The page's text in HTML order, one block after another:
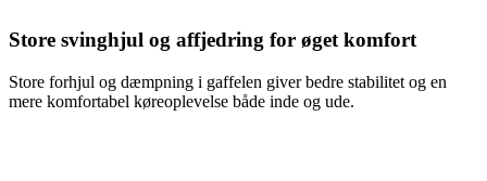
Store svinghjul og affjedring for øget komfort
Store forhjul og dæmpning i gaffelen giver bedre stabilitet og en
mere komfortabel køreoplevelse både inde og ude.